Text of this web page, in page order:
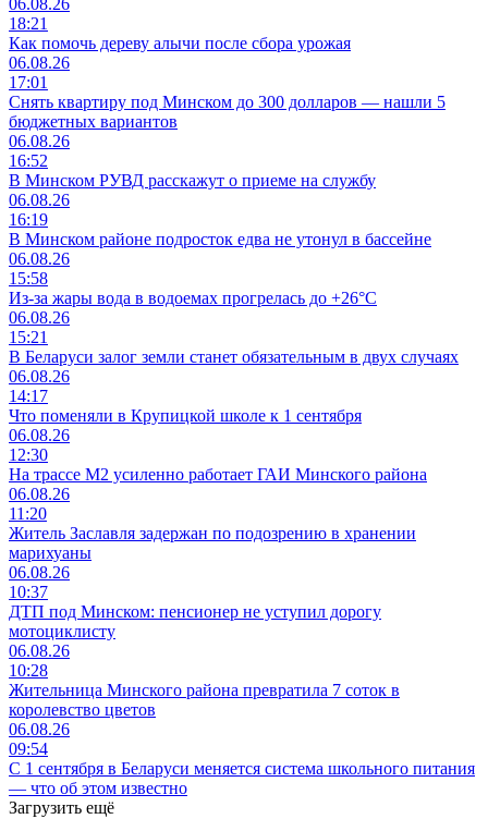
06.08.26
18:21
Как помочь дереву алычи после сбора урожая
06.08.26
17:01
Снять квартиру под Минском до 300 долларов — нашли 5
бюджетных вариантов
06.08.26
16:52
В Минском РУВД расскажут о приеме на службу
06.08.26
16:19
В Минском районе подросток едва не утонул в бассейне
06.08.26
15:58
Из-за жары вода в водоемах прогрелась до +26°C
06.08.26
15:21
В Беларуси залог земли станет обязательным в двух случаях
06.08.26
14:17
Что поменяли в Крупицкой школе к 1 сентября
06.08.26
12:30
На трассе М2 усиленно работает ГАИ Минского района
06.08.26
11:20
Житель Заславля задержан по подозрению в хранении
марихуаны
06.08.26
10:37
ДТП под Минском: пенсионер не уступил дорогу
мотоциклисту
06.08.26
10:28
Жительница Минского района превратила 7 соток в
королевство цветов
06.08.26
09:54
С 1 сентября в Беларуси меняется система школьного питания
— что об этом известно
Загрузить ещё